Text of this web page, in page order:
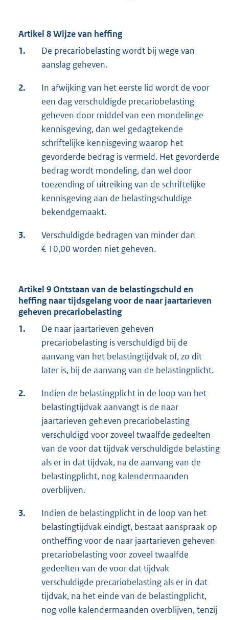
Artikel 8 Wijze van heffing
1.
De precariobelasting wordt bij wege van
aanslag geheven.
2.
In afwijking van het eerste lid wordt de voor
een dag verschuldigde precariobelasting
geheven door middel van een mondelinge
kennisgeving, dan wel gedagtekende
schriftelijke kennisgeving waarop het
gevorderde bedrag is vermeld. Het gevorderde
bedrag wordt mondeling, dan wel door
toezending of uitreiking van de schriftelijke
kennisgeving aan de belastingschuldige
bekendgemaakt.
3.
Verschuldigde bedragen van minder dan
€ 10,00 worden niet geheven.
Artikel 9 Ontstaan van de belastingschuld en
heffing naar tijdsgelang voor de naar jaartarieven
geheven precariobelasting
1.
De naar jaartarieven geheven
precariobelasting is verschuldigd bij de
aanvang van het belastingtijdvak of, zo dit
later is, bij de aanvang van de belastingplicht.
2.
Indien de belastingplicht in de loop van het
belastingtijdvak aanvangt is de naar
jaartarieven geheven precariobelasting
verschuldigd voor zoveel twaalfde gedeelten
van de voor dat tijdvak verschuldigde belasting
als er in dat tijdvak, na de aanvang van de
belastingplicht, nog kalendermaanden
overblijven.
3.
Indien de belastingplicht in de loop van het
belastingtijdvak eindigt, bestaat aanspraak op
ontheffing voor de naar jaartarieven geheven
precariobelasting voor zoveel twaalfde
gedeelten van de voor dat tijdvak
verschuldigde precariobelasting als er in dat
tijdvak, na het einde van de belastingplicht,
nog volle kalendermaanden overblijven, tenzij